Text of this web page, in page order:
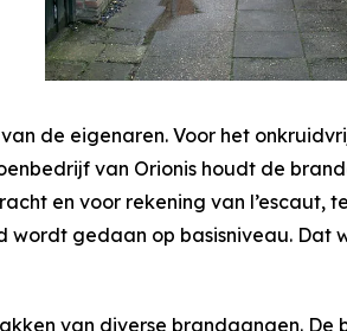
de eigenaren. Voor het
van Orionis houdt de
en voor rekening van l’escaut,
gedaan op basisniveau. Dat
van diverse brandgangen. De